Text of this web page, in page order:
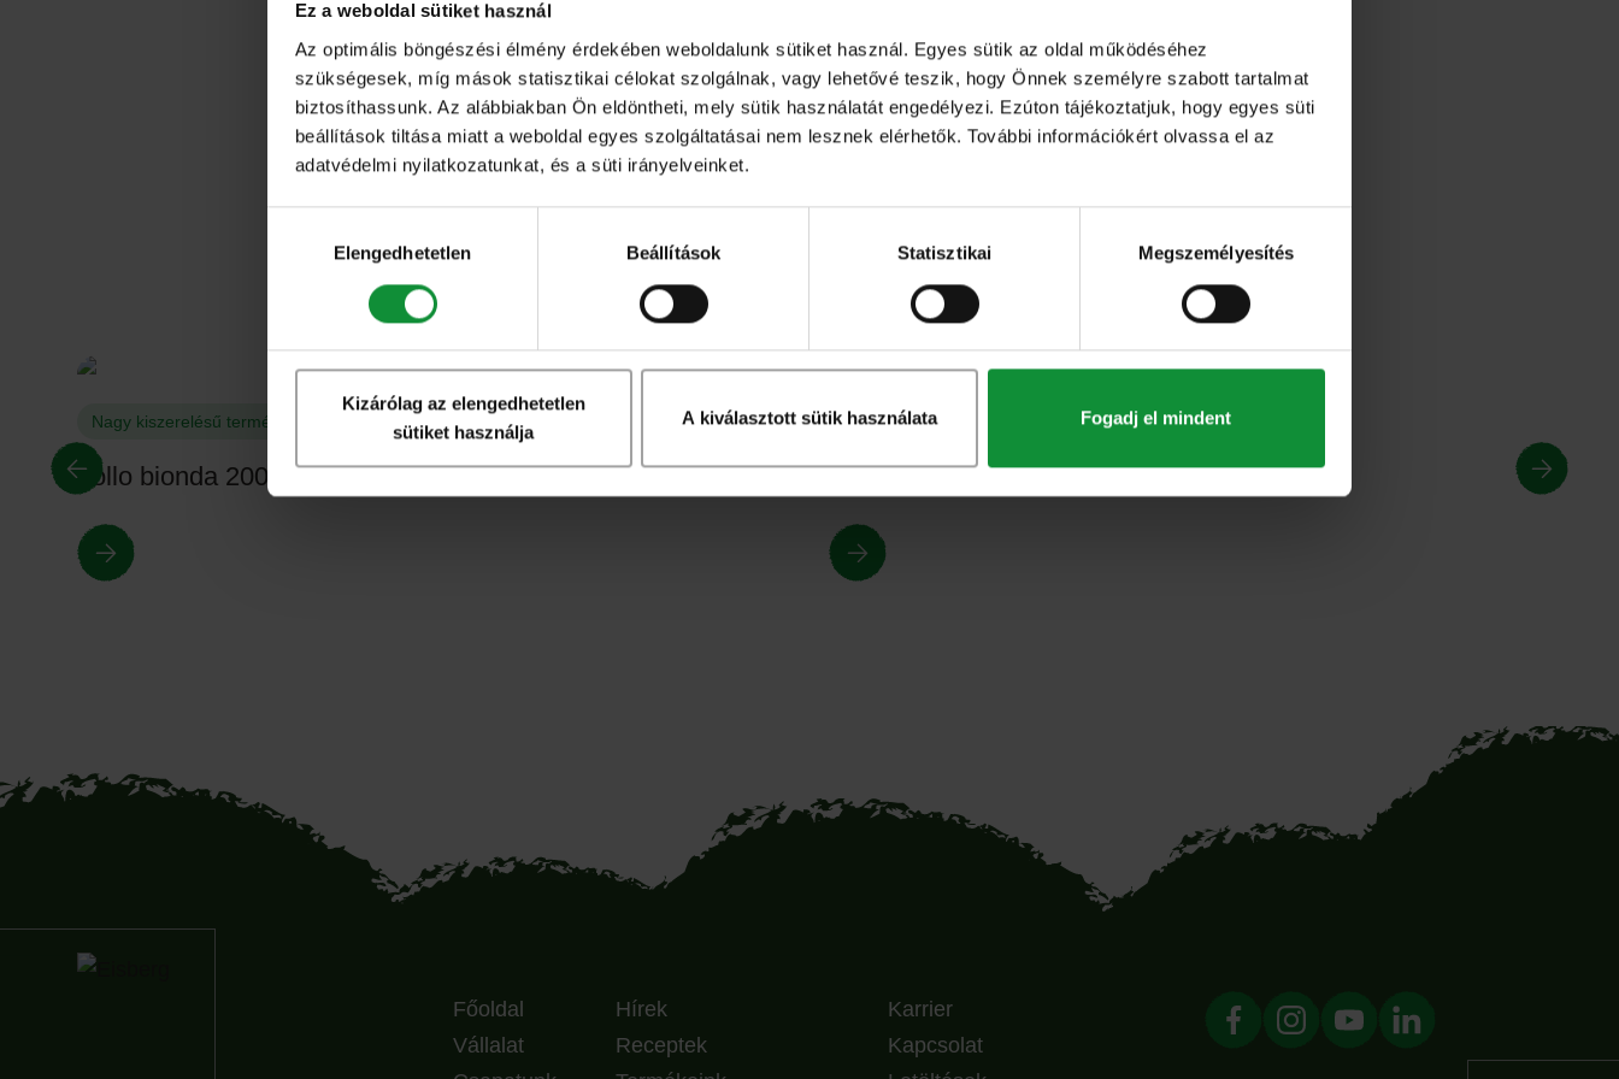
Ez a weboldal sütiket használ
Az optimális böngészési élmény érdekében weboldalunk sütiket használ. Egyes sütik az oldal működéséhez
szükségesek, míg mások statisztikai célokat szolgálnak, vagy lehetővé teszik, hogy Önnek személyre szabott tartalmat
biztosíthassunk. Az alábbiakban Ön eldöntheti, mely sütik használatát engedélyezi. Ezúton tájékoztatjuk, hogy egyes süti
beállítások tiltása miatt a weboldal egyes szolgáltatásai nem lesznek elérhetők. További információkért olvassa el az
adatvédelmi nyilatkozatunkat, és a süti irányelveinket.
kiválasztásaElengedhetetlen Beállítások Statisztikai Megszemélyesítés
Kizárólag az elengedhetetlen
sütiket használja
A kiválasztott sütik használata Fogadj el mindent
Továbbitermékek
Keress tovább termékeink között!
Nagy kiszerelésű termékeink
Lollo bionda 200g
Nagy kiszerelésű termékeink
Rukkola 250g
Főoldal
Vállalat
Hírek
Receptek
Karrier
Kapcsolat